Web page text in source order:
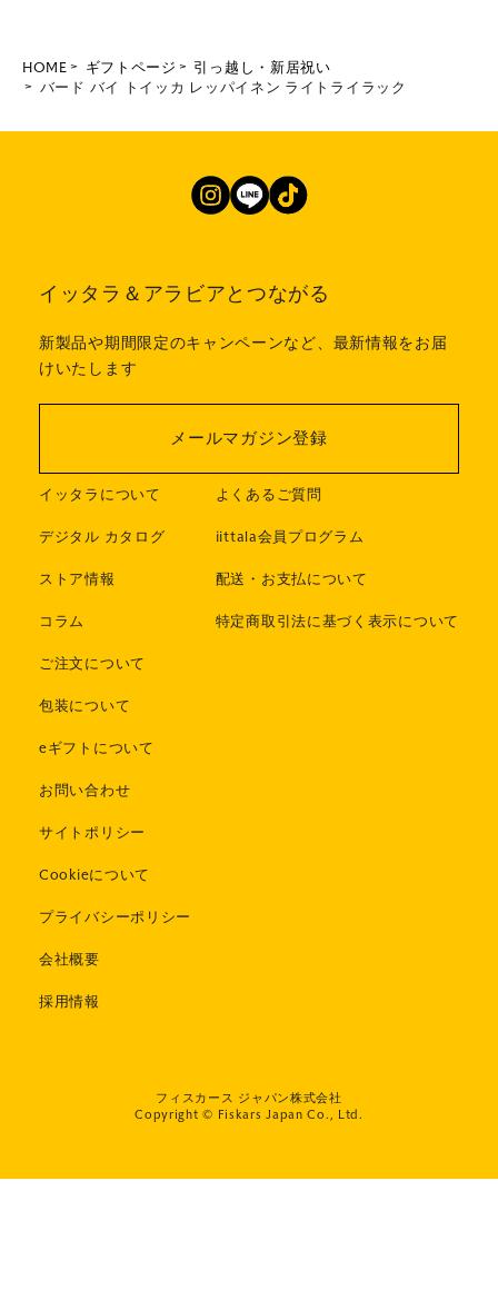
HOME ギフトページ
引っ越し・新居祝い
バード バイ トイッカ レッパイネン ライトライラック
イッタラ＆アラビアとつながる
新製品や期間限定のキャンペーンなど、最新情報をお届
けいたします
メールマガジン登録
イッタラについて
デジタル カタログ
ストア情報
コラム
ご注文について
包装について
eギフトについて
よくあるご質問
iittala会員プログラム
配送・お支払について
特定商取引法に基づく表示について
お問い合わせ
サイトポリシー
Cookieについて
プライバシーポリシー
会社概要
採用情報
フィスカース ジャパン株式会社
Copyright © Fiskars Japan Co., Ltd.